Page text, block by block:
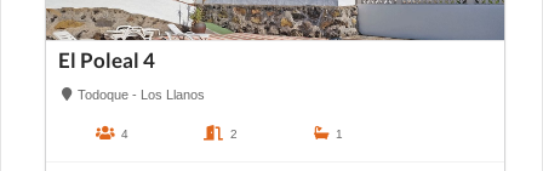
El Poleal 4
Todoque - Los Llanos
4 2 1